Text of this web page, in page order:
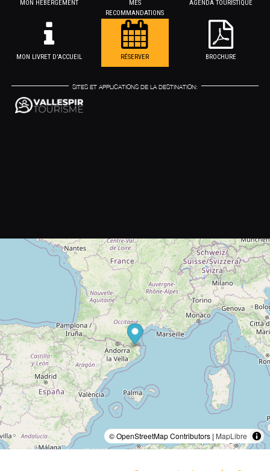
MON HÉBERGEMENT
MES
RECOMMANDATIONS
AGENDA TOURISTIQUE
MON LIVRET D'ACCUEIL RÉSERVER BROCHURE
SITES ET APPLICATIONS DE LA DESTINATION:
© OpenStreetMap Contributors | MapLibre